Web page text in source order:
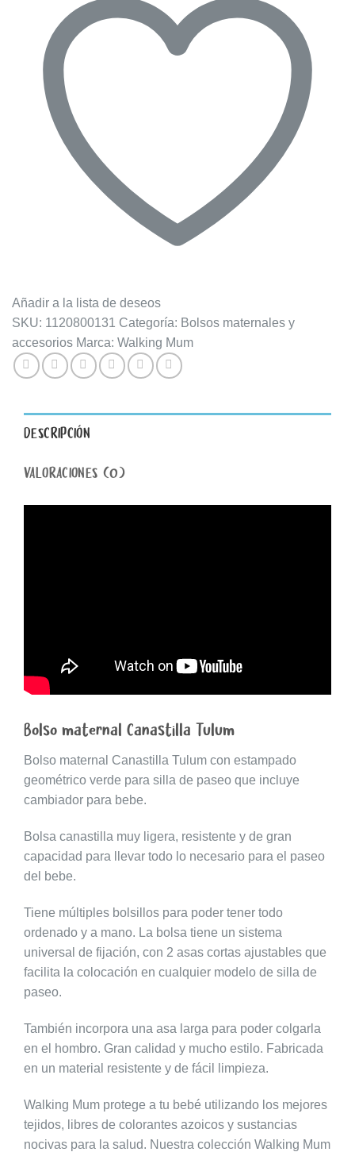
Cambiador
Añadir a la lista de deseos
SKU: 1120800131 Categoría: Bolsos maternales y
accesorios Marca: Walking Mum
DESCRIPCIÓN
VALORACIONES (0)
Bolso maternal Canastilla Tulum
Bolso maternal Canastilla Tulum con estampado
geométrico verde para silla de paseo que incluye
cambiador para bebe.
Bolsa canastilla muy ligera, resistente y de gran
capacidad para llevar todo lo necesario para el paseo
del bebe.
Tiene múltiples bolsillos para poder tener todo
ordenado y a mano. La bolsa tiene un sistema
universal de fijación, con 2 asas cortas ajustables que
facilita la colocación en cualquier modelo de silla de
paseo.
También incorpora una asa larga para poder colgarla
en el hombro. Gran calidad y mucho estilo. Fabricada
en un material resistente y de fácil limpieza.
Walking Mum protege a tu bebé utilizando los mejores
tejidos, libres de colorantes azoicos y sustancias
nocivas para la salud. Nuestra colección Walking Mum